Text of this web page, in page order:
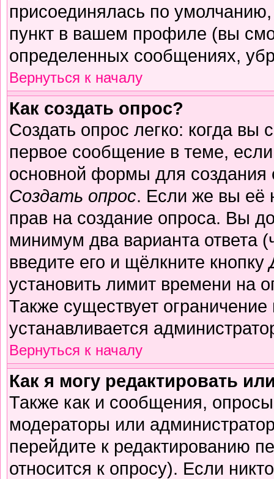
присоединялась по
пункт в вашем профиле (вы
определенных сообщениях,
Вернуться к началу
Как создать опрос?
Создать опрос легко: когда вы
первое сообщение в теме,
основной формы для
Создать опрос. Если же вы её
прав на создание опроса. Вы
минимум два варианта ответа
введите его и щёлкните кнопку
установить лимит времени на
Также существует
устанавливается
Вернуться к началу
Как я могу редактировать
Также как и сообщения, опросы
модераторы или
перейдите к редактированию
относится к опросу). Если